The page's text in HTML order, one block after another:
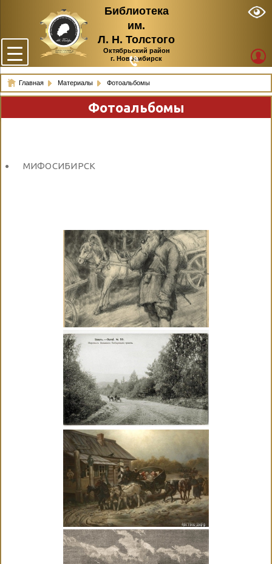
Библиотека
им.
Л. Н. Толстого
Октябрьский район
г. Новосибирск
Главная Материалы Фотоальбомы
Фотоальбомы
МИФОСИБИРСК